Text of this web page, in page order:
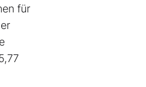
für